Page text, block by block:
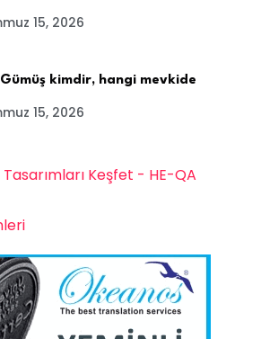
15, 2026
Gümüş kimdir, hangi mevkide
15, 2026